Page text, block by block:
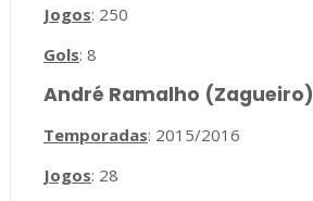
Jogos: 250
Gols: 8
André Ramalho (Zagueiro)
Temporadas: 2015/2016
Jogos: 28